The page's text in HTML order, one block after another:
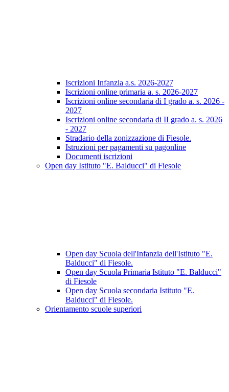
Iscrizioni Infanzia a.s. 2026-2027
Iscrizioni online primaria a. s. 2026-2027
Iscrizioni online secondaria di I grado a. s. 2026 -
2027
Iscrizioni online secondaria di II grado a. s. 2026
- 2027
Stradario della zonizzazione di Fiesole.
Istruzioni per pagamenti su pagonline
Documenti iscrizioni
Open day Istituto "E. Balducci" di Fiesole
Open day Scuola dell'Infanzia dell'Istituto "E.
Balducci" di Fiesole.
Open day Scuola Primaria Istituto "E. Balducci"
di Fiesole
Open day Scuola secondaria Istituto "E.
Balducci" di Fiesole.
Orientamento scuole superiori